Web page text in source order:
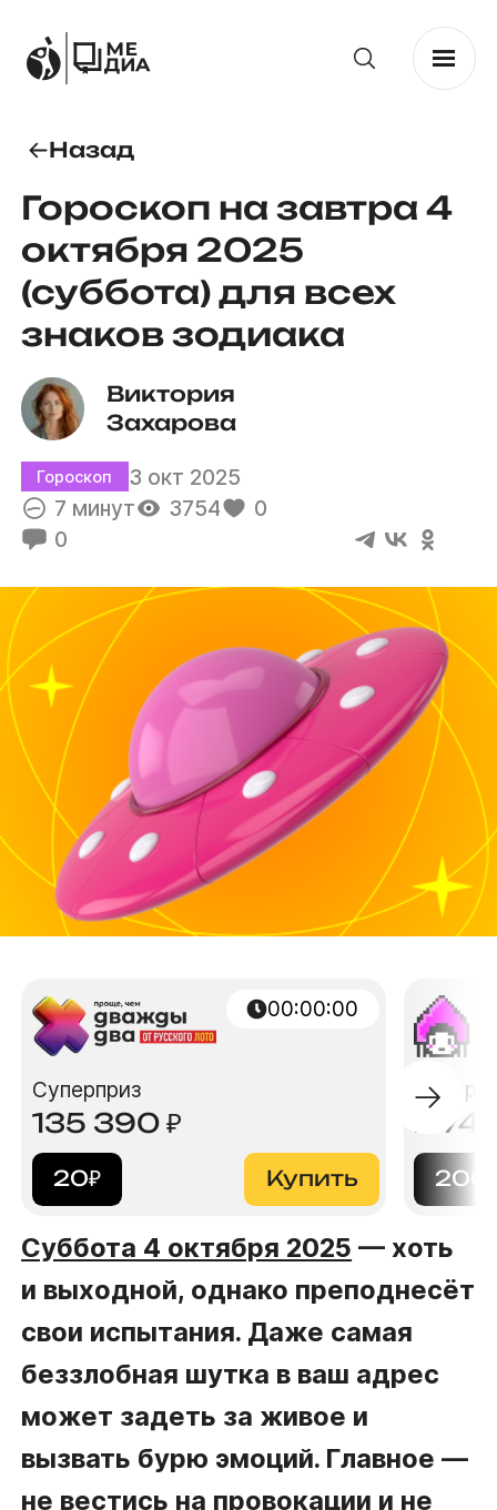
Назад
Гороскоп на завтра 4
октября 2025
(суббота) для всех
знаков зодиака
Виктория
Захарова
Гороскоп
3 окт 2025
7 минут
3754
0
0
00:00:00
Суперприз
135 390₽
20₽ Купить
2
200
Суббота 4 октября 2025 — хоть
и выходной, однако преподнесёт
свои испытания. Даже самая
беззлобная шутка в ваш адрес
может задеть за живое и
вызвать бурю эмоций. Главное —
не вестись на провокации и не